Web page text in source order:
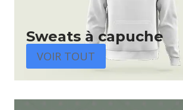
Sweats à capuche
VOIR TOUT